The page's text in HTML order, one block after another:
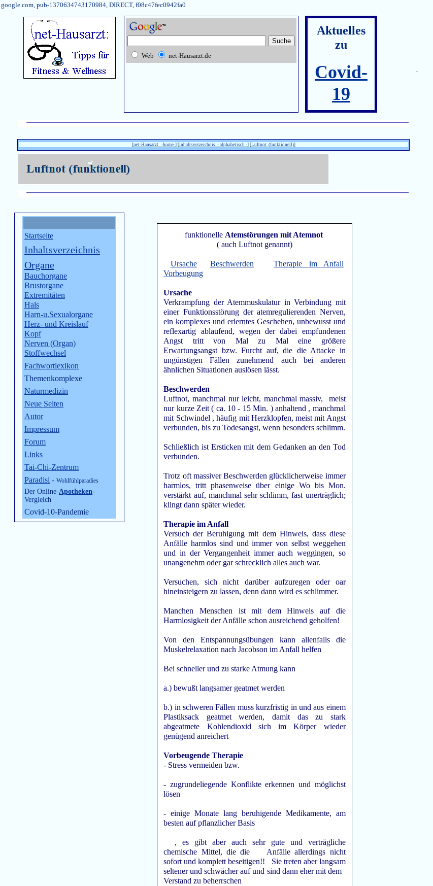
google.com, pub-1370634743170984, DIRECT, f08c47fec0942fa0
Web net-Hausarzt.de
Aktuelles
zu
Covid-
19
[net-Hausarzt -home-] [Inhaltsverzeichnis - alphabetisch -] [Luftnot (funktionell)]
Startseite
Inhaltsverzeichnis
Organe
Bauchorgane
Brustorgane
Extremitäten
Hals
Harn-u.Sexualorgane
Herz- und Kreislauf
Kopf
Nerven (Organ)
Stoffwechsel
Fachwortlexikon
Themenkomplexe
Naturmedizin
Neue Seiten
Autor
Impressum
Forum
Links
Tai-Chi-Zentrum
Paradisi - Wohlfühlparadies
Der Online-Apotheken-
Vergleich
Covid-10-Pandemie
funktionelle Atemstörungen mit Atemnot
( auch Luftnot genannt)
Ursache Beschwerden
Therapie im Anfall
Vorbeugung
Ursache
Verkrampfung der Atemmuskulatur in Verbindung mit
einer Funktionsstörung der atemregulierenden Nerven,
ein komplexes und erlerntes Geschehen, unbewusst und
reflexartig ablaufend, wegen der dabei empfundenen
Angst tritt von Mal zu Mal eine größere
Erwartungsangst bzw. Furcht auf, die die Attacke in
ungünstigen Fällen zunehmend auch bei anderen
ähnlichen Situationen auslösen lässt.
Beschwerden
Luftnot, manchmal nur leicht, manchmal massiv, meist
nur kurze Zeit ( ca. 10 - 15 Min. ) anhaltend , manchmal
mit Schwindel , häufig mit Herzklopfen, meist mit Angst
verbunden, bis zu Todesangst, wenn besonders schlimm.
Schließlich ist Ersticken mit dem Gedanken an den Tod
verbunden.
Trotz oft massiver Beschwerden glücklicherweise immer
harmlos, tritt phasenweise über einige Wo bis Mon.
verstärkt auf, manchmal sehr schlimm, fast unerträglich;
klingt dann später wieder.
Therapie im Anfall
Versuch der Beruhigung mit dem Hinweis, dass diese
Anfälle harmlos sind und immer von selbst weggehen
und in der Vergangenheit immer auch weggingen, so
unangenehm oder gar schrecklich alles auch war.
Versuchen, sich nicht darüber aufzuregen oder oar
hineinsteigern zu lassen, denn dann wird es schlimmer.
Manchen Menschen ist mit dem Hinweis auf die
Harmlosigkeit der Anfälle schon ausreichend geholfen!
Von den Entspannungsübungen kann allenfalls die
Muskelrelaxation nach Jacobson im Anfall helfen
Bei schneller und zu starke Atmung kann
a.) bewußt langsamer geatmet werden
b.) in schweren Fällen muss kurzfristig in und aus einem
Plastiksack geatmet werden, damit das zu stark
abgeatmete Kohlendioxid sich im Körper wieder
genügend anreichert
Vorbeugende Therapie
- Stress vermeiden bzw.
- zugrundeliegende Konflikte erkennen und möglichst
lösen
- einige Monate lang beruhigende Medikamente, am
besten auf pflanzlicher Basis
, es gibt aber auch sehr gute und verträgliche
chemische Mittel, die die Anfälle allerdings nicht
sofort und komplett beseitigen!! Sie treten aber langsam
seltener und schwächer auf und sind dann eher mit dem
Verstand zu beherrschen